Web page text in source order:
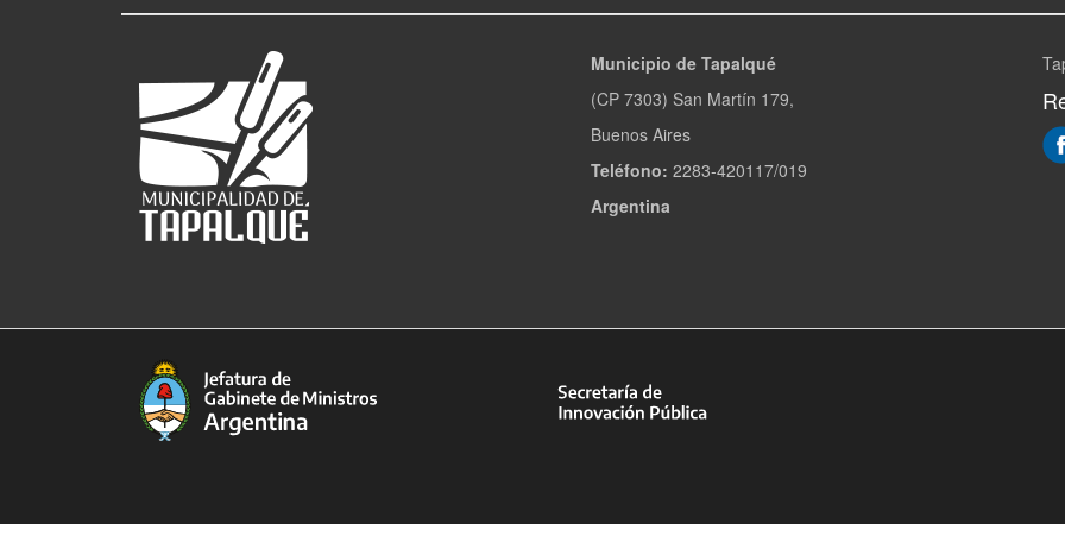
Municipio de Tapalqué
(CP 7303) San Martín 179,
Buenos Aires
Teléfono: 2283-420117/019
Argentina